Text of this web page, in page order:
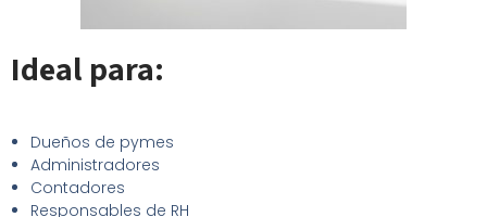
Ideal para:
Dueños de pymes
Administradores
Contadores
Responsables de RH